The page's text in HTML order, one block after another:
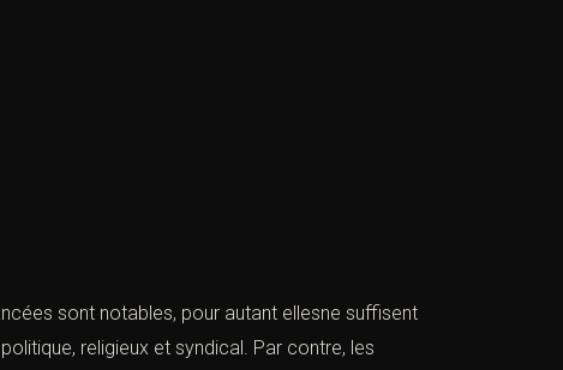
sont notables, pour autant ellesne suffisent
religieux et syndical. Par contre, les